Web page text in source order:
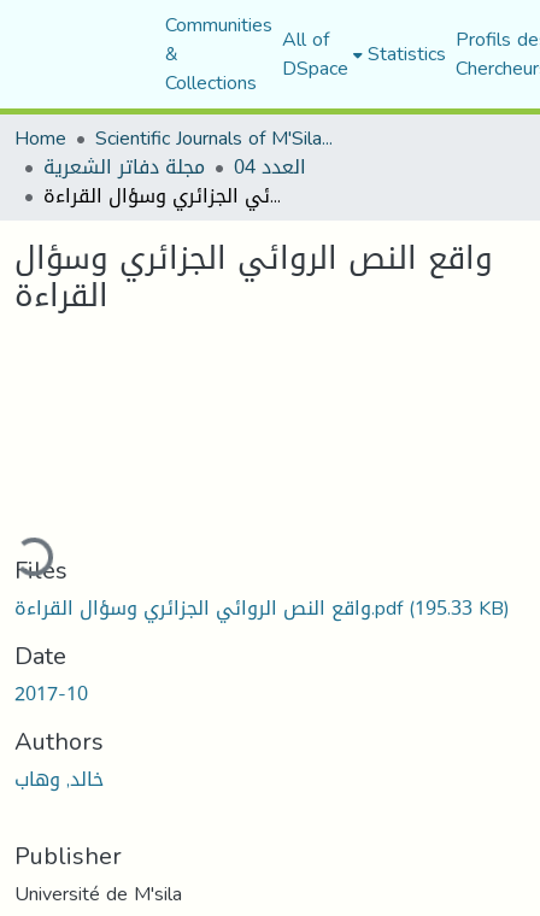
Communities
&
Collections
All of
DSpace Statistics Profils
Home
Scientific Journals of M'Sila University
مجلة دفاتر الشعرية العدد 04
واقع النص الروائي الجزائري وسؤال القراءة
واقع النص الروائي الجزائري وسؤال
القراءة
Loading...
Files
واقع النص الروائي الجزائري وسؤال القراءة.pdf(195.33 KB)
Date
2017-10
Authors
خالد, وهاب
Publisher
Université de M'sila